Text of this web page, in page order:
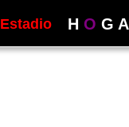
Estadio H O G A